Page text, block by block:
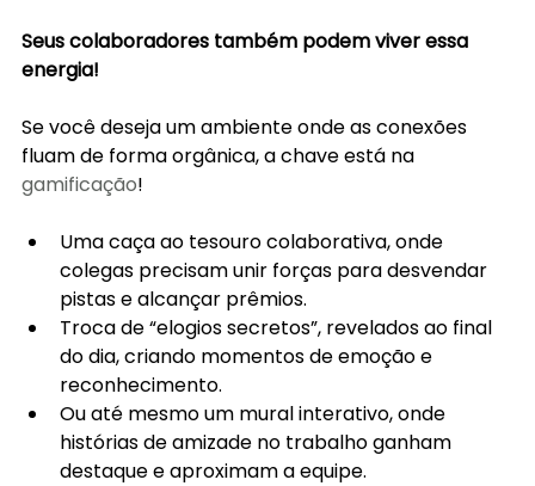
Seus colaboradores também podem viver essa
energia!
Se você deseja um ambiente onde as conexões
fluam de forma orgânica, a chave está na
gamificação!
Uma caça ao tesouro colaborativa, onde
colegas precisam unir forças para desvendar
pistas e alcançar prêmios.
Troca de “elogios secretos”, revelados ao final
do dia, criando momentos de emoção e
reconhecimento.
Ou até mesmo um mural interativo, onde
histórias de amizade no trabalho ganham
destaque e aproximam a equipe.